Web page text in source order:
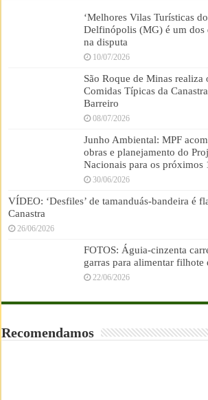
‘Melhores Vilas Turísticas
Delfinópolis (MG) é um dos
na disputa
10/07/2026
São Roque de Minas realiza
Comidas Típicas da
Barreiro
08/07/2026
Junho Ambiental: MPF
obras e planejamento do
Nacionais para os próximos
30/06/2026
VÍDEO: ‘Desfiles’ de tamanduás-bandeira é
Canastra
26/06/2026
FOTOS: Águia-cinzenta
garras para alimentar filhote
22/06/2026
Recomendamos